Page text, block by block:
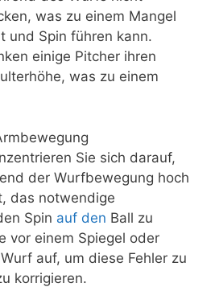
was zu einem Mangel
und Spin führen kann.
einige Pitcher ihren
was zu einem
Sie sich darauf,
der Wurfbewegung hoch
das notwendige
Spin auf den Ball zu
vor einem Spiegel oder
auf, um diese Fehler zu
korrigieren.